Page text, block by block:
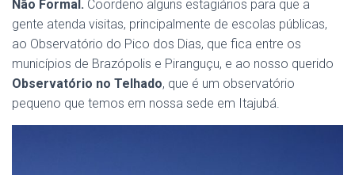
Não Formal. Coordeno alguns estagiários para que a
gente atenda visitas, principalmente de escolas públicas,
ao Observatório do Pico dos Dias, que fica entre os
municípios de Brazópolis e Piranguçu, e ao nosso querido
Observatório no Telhado, que é um observatório
pequeno que temos em nossa sede em Itajubá.